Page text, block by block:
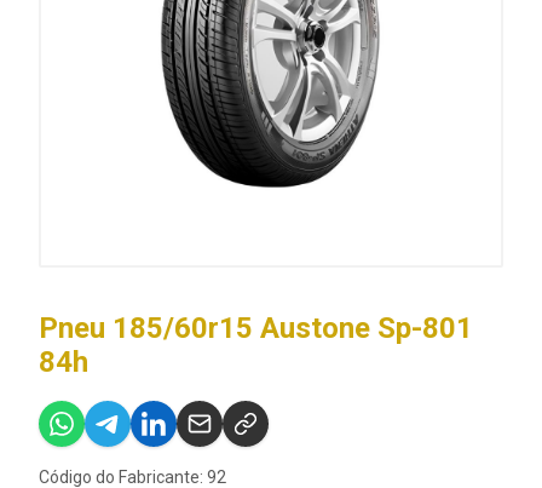
Pneu 185/60r15 Austone Sp-801
84h
Código do Fabricante: 92